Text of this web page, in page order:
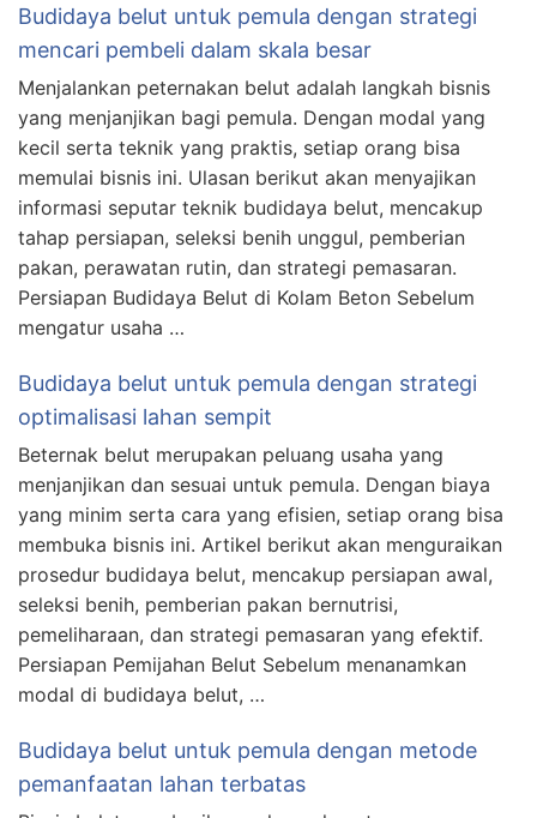
Budidaya belut untuk pemula dengan strategi
mencari pembeli dalam skala besar
Menjalankan peternakan belut adalah langkah bisnis
yang menjanjikan bagi pemula. Dengan modal yang
kecil serta teknik yang praktis, setiap orang bisa
memulai bisnis ini. Ulasan berikut akan menyajikan
informasi seputar teknik budidaya belut, mencakup
tahap persiapan, seleksi benih unggul, pemberian
pakan, perawatan rutin, dan strategi pemasaran.
Persiapan Budidaya Belut di Kolam Beton Sebelum
mengatur usaha …
Budidaya belut untuk pemula dengan strategi
optimalisasi lahan sempit
Beternak belut merupakan peluang usaha yang
menjanjikan dan sesuai untuk pemula. Dengan biaya
yang minim serta cara yang efisien, setiap orang bisa
membuka bisnis ini. Artikel berikut akan menguraikan
prosedur budidaya belut, mencakup persiapan awal,
seleksi benih, pemberian pakan bernutrisi,
pemeliharaan, dan strategi pemasaran yang efektif.
Persiapan Pemijahan Belut Sebelum menanamkan
modal di budidaya belut, …
Budidaya belut untuk pemula dengan metode
pemanfaatan lahan terbatas